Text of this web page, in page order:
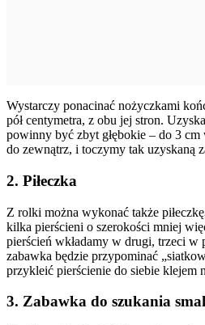
Wystarczy ponacinać nożyczkami
pół centymetra, z obu jej stron.
powinny być zbyt głębokie – do 3
do zewnątrz, i toczymy tak uzyskaną
2. Piłeczka
Z rolki można wykonać także piłeczkę
kilka pierścieni o szerokości mniej
pierścień wkładamy w drugi, trzeci w
zabawka będzie przypominać
przykleić pierścienie do siebie klejem
3. Zabawka do szukania